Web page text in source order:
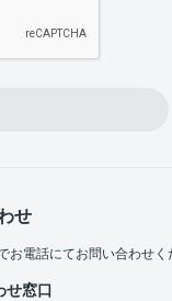
せ
お電話にてお問い合わせく
せ窓口